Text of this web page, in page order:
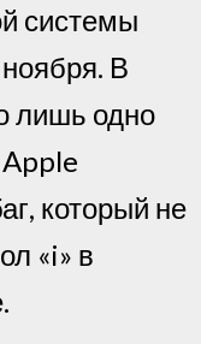
системы
В
лишь одно
который не
«i» в